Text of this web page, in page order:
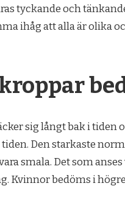
tyckande och
ihåg att alla är olika
sig långt bak i tiden
Den starkaste
smala. Det som
Kvinnor bedöms i